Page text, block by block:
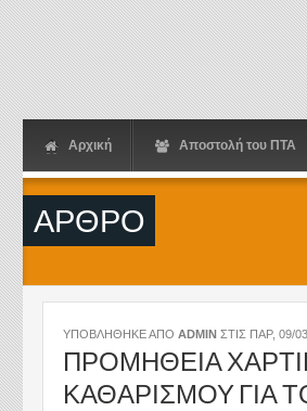
Αρχική Αποστολή του ΠΤΑ
ΑΡΘΡΟ
ΥΠΟΒΛΗΘΗΚΕ ΑΠΟ ADMIN ΣΤΙΣ ΠΑΡ, 09/
ΠΡΟΜΗΘΕΙΑ
ΚΑΘΑΡΙΣΜΟΥ ΓΙΑ